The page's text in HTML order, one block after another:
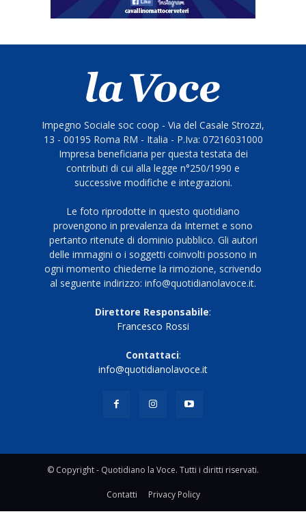
Impegno Sociale soc coop - Via del Casale Strozzi,
13 - 00195 Roma RM - Italia - P.Iva: 07216031000
Impresa beneficiaria per questa testata dei
contributi di cui alla legge n°250/1990 e
successive modifiche e integrazioni.
Le foto riprodotte in questo quotidiano
provengono in prevalenza da Internet e sono
pertanto ritenute di dominio pubblico. Gli autori
delle immagini o i soggetti coinvolti possono in
ogni momento chiederne la rimozione, scrivendo
al seguente indirizzo: info@quotidianolavoce.it.
Direttore Responsabile:
Francesco Rossi
Contattaci:
info@quotidianolavoce.it
© Copyright - Quotidiano la Voce. Tutti i diritti riservati.
Contatti Privacy Policy